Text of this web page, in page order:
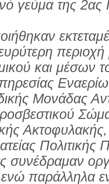
γεύμα της 2ας
και μέσων
Μονάδας
Πολιτικής
συνέδραμαν
ενώ παράλληλα